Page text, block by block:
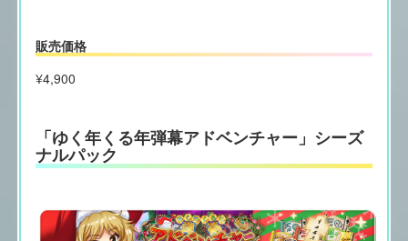
販売価格
¥4,900
「ゆく年くる年弾幕アドベンチャー」シーズ
ナルパック